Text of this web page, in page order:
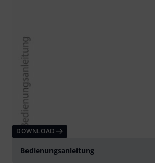
DOWNLOAD
Bedienungsanleitung